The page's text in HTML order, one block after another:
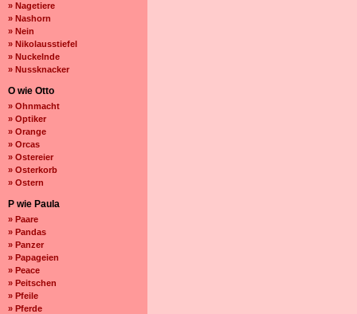
» Nagetiere
» Nashorn
» Nein
» Nikolausstiefel
» Nuckelnde
» Nussknacker
O wie Otto
» Ohnmacht
» Optiker
» Orange
» Orcas
» Ostereier
» Osterkorb
» Ostern
P wie Paula
» Paare
» Pandas
» Panzer
» Papageien
» Peace
» Peitschen
» Pfeile
» Pferde